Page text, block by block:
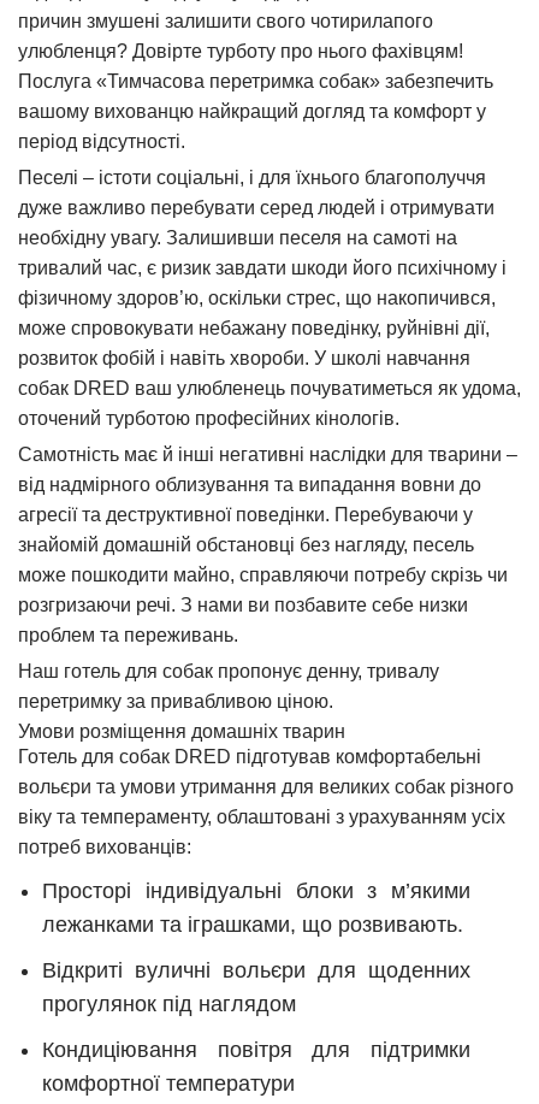
причин змушені залишити свого чотирилапого
улюбленця? Довірте турботу про нього фахівцям!
Послуга «Тимчасова перетримка собак» забезпечить
вашому вихованцю найкращий догляд та комфорт у
період відсутності.
Песелі – істоти соціальні, і для їхнього благополуччя
дуже важливо перебувати серед людей і отримувати
необхідну увагу. Залишивши песеля на самоті на
тривалий час, є ризик завдати шкоди його психічному і
фізичному здоров’ю, оскільки стрес, що накопичився,
може спровокувати небажану поведінку, руйнівні дії,
розвиток фобій і навіть хвороби. У школі навчання
собак DRED ваш улюбленець почуватиметься як удома,
оточений турботою професійних кінологів.
Самотність має й інші негативні наслідки для тварини –
від надмірного облизування та випадання вовни до
агресії та деструктивної поведінки. Перебуваючи у
знайомій домашній обстановці без нагляду, песель
може пошкодити майно, справляючи потребу скрізь чи
розгризаючи речі. З нами ви позбавите себе низки
проблем та переживань.
Наш готель для собак пропонує денну, тривалу
перетримку за привабливою ціною.
Умови розміщення домашніх тварин
Готель для собак DRED підготував комфортабельні
вольєри та умови утримання для великих собак різного
віку та темпераменту, облаштовані з урахуванням усіх
потреб вихованців:
Просторі індивідуальні блоки з м’якими
лежанками та іграшками, що розвивають.
Відкриті вуличні вольєри для щоденних
прогулянок під наглядом
Кондиціювання повітря для підтримки
комфортної температури